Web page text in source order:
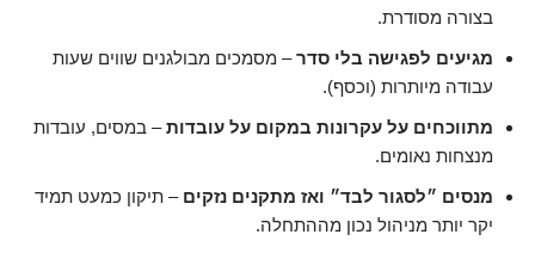
בצורה מסודרת.
מגיעים לפגישה בלי סדר– מסמכים מבולגנים שווים שעות
עבודה מיותרות (וכסף).
מתווכחים על עקרונות במקום על עובדות– במסים, עובדות
מנצחות נאומים.
מנסים ״לסגור לבד״ ואז מתקנים נזקים – תיקון כמעט תמיד
יקר יותר מניהול נכון מההתחלה.